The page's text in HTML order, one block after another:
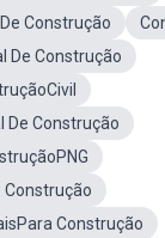
Construção
De Construção
De Construção
Construção